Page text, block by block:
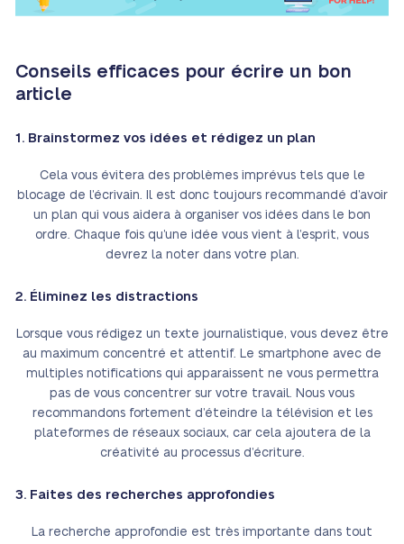
Conseils efficaces pour écrire un bon
article
1. Brainstormez vos idées et rédigez un plan
Cela vous évitera des problèmes imprévus tels que le
blocage de l’écrivain. Il est donc toujours recommandé d’avoir
un plan qui vous aidera à organiser vos idées dans le bon
ordre. Chaque fois qu’une idée vous vient à l’esprit, vous
devrez la noter dans votre plan.
2. Éliminez les distractions
Lorsque vous rédigez un texte journalistique, vous devez être
au maximum concentré et attentif. Le smartphone avec de
multiples notifications qui apparaissent ne vous permettra
pas de vous concentrer sur votre travail. Nous vous
recommandons fortement d’éteindre la télévision et les
plateformes de réseaux sociaux, car cela ajoutera de la
créativité au processus d’écriture.
3. Faites des recherches approfondies
La recherche approfondie est très importante dans tout